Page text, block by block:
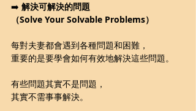
➡️ 解決可解決的問題
（Solve Your Solvable Problems）
每對夫妻都會遇到各種問題和困難，
重要的是要學會如何有效地解決這些問題。
有些問題其實不是問題，
其實不需事事解決。